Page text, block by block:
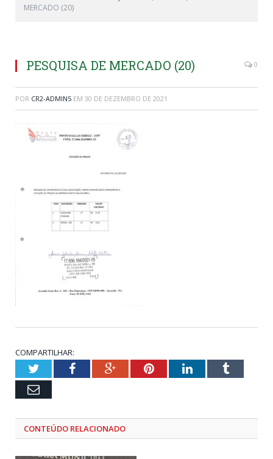
MERCADO (20)
PESQUISA DE MERCADO (20) 0
POR CR2-ADMIN5 EM 30 DE DEZEMBRO DE 2021
COMPARTILHAR:
TwitterFacebookGoogle+PinterestLinkedInTumblr
Email
CONTEÚDO RELACIONADO